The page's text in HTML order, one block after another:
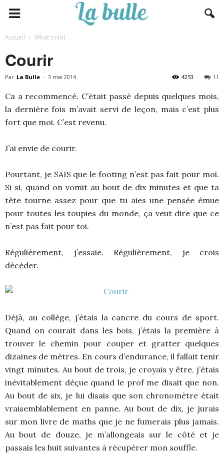
Accueil What's Hot
Courir
Par La Bulle - 3 mai 2014 11
4253
Ca a recommencé. C’était passé depuis quelques mois,
la dernière fois m’avait servi de leçon, mais c’est plus
fort que moi. C’est revenu.
J’ai envie de courir.
Pourtant, je SAIS que le footing n’est pas fait pour moi.
Si si, quand on vomit au bout de dix minutes et que ta
tête tourne assez pour que tu aies une pensée émue
pour toutes les toupies du monde, ça veut dire que ce
n’est pas fait pour toi.
Régulièrement, j’essaie. Régulièrement, je crois
décéder.
Déjà, au collège, j’étais la cancre du cours de sport.
Quand on courait dans les bois, j’étais la première à
trouver le chemin pour couper et gratter quelques
dizaines de mètres. En cours d’endurance, il fallait tenir
vingt minutes. Au bout de trois, je croyais y être, j’étais
inévitablement déçue quand le prof me disait que non.
Au bout de six, je lui disais que son chronomètre était
vraisemblablement en panne. Au bout de dix, je jurais
sur mon livre de maths que je ne fumerais plus jamais.
Au bout de douze, je m’allongeais sur le côté et je
passais les huit suivantes à récupérer mon souffle.